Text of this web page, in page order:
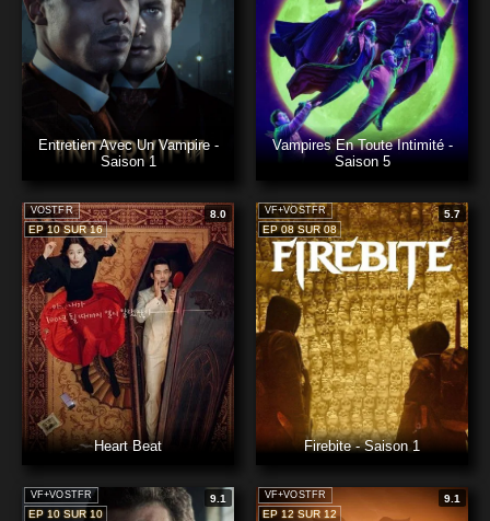
Entretien Avec Un Vampire -
Saison 1
Vampires En Toute Intimité -
Saison 5
VOSTFR
8.0
EP 10 SUR 16
Heart Beat
VF+VOSTFR
5.7
EP 08 SUR 08
Firebite - Saison 1
VF+VOSTFR
9.1
EP 10 SUR 10
VF+VOSTFR
9.1
EP 12 SUR 12